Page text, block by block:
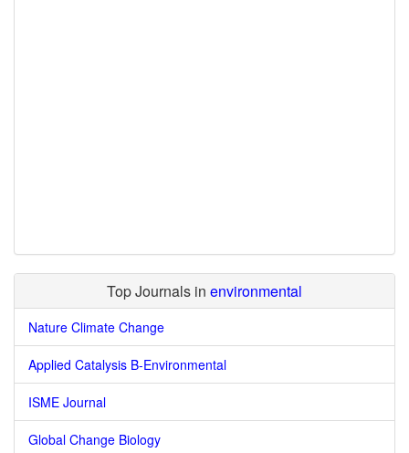
Top Journals in environmental
Nature Climate Change
Applied Catalysis B-Environmental
ISME Journal
Global Change Biology